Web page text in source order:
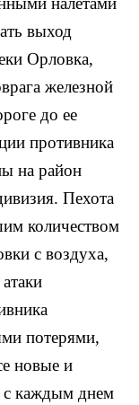
выход
Орловка,
железной
до ее
противника
на район
Пехота
количеством
с воздуха,
потерями,
новые и
с каждым днем